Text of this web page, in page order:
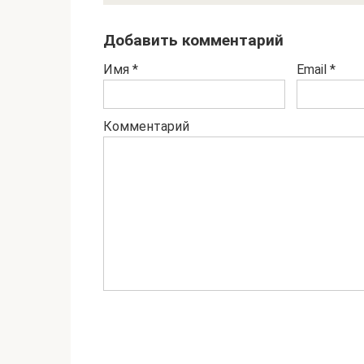
Добавить комментарий
Имя * Email *
Комментарий